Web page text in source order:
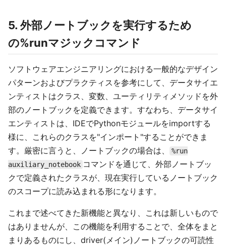
5. 外部ノートブックを実行するため
の%runマジックコマンド
ソフトウェアエンジニアリングにおける一般的なデザイン
パターンおよびプラクティスを参考にして、データサイエ
ンティストはクラス、変数、ユーティリティメソッドを外
部のノートブックを定義できます。すなわち、データサイ
エンティストは、IDEでPythonモジュールをimportする
様に、これらのクラスを"インポート"することができま
す。厳密に言うと、ノートブックの場合は、
%run
auxiliary_notebook コマンドを通じて、外部ノートブッ
クで定義されたクラスが、現在実行しているノートブック
のスコープに読み込まれる形になります。
これまで述べてきた新機能と異なり、これは新しいもので
はありませんが、この機能を利用することで、全体をまと
まりあるものにし、driver(メイン)ノートブックの可読性